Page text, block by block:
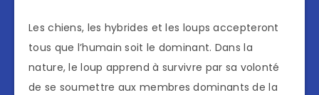
Les chiens, les hybrides et les loups accepteront
tous que l’humain soit le dominant. Dans la
nature, le loup apprend à survivre par sa volonté
de se soumettre aux membres dominants de la